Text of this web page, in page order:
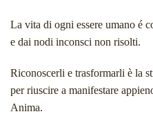
La vita di ogni essere umano é
e dai nodi inconsci non risolti.
Riconoscerli e trasformarli è la
per riuscire a manifestare
Anima.